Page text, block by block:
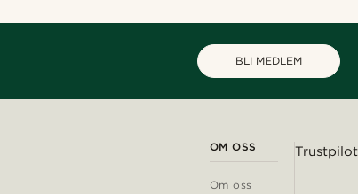
BLI MEDLEM
OM OSS
Om oss
Trustpilot